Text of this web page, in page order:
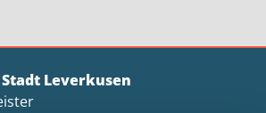
Leverkusen